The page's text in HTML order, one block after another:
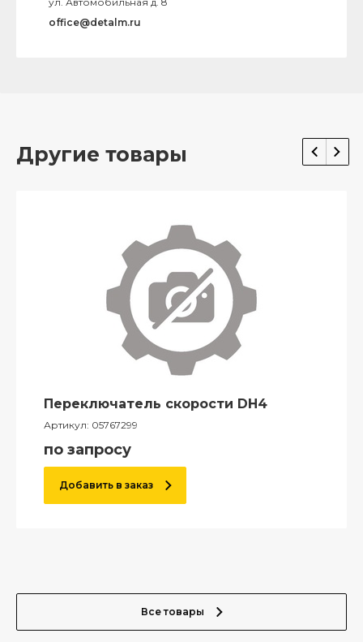
office@detalm.ru
Другие товары
Переключатель скорости DH4
Артикул: 05767299
по запросу
Добавить в заказ
Все товары